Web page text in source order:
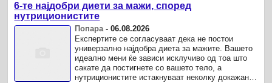
6-те најдобри диети за мажи, според
нутриционистите
Попара-06.08.2026
Експертите се согласуваат дека не постои
универзално најдобра диета за мажите. Вашето
идеално мени ќе зависи исклучиво од тоа што
сакате да постигнете со вашето тело, а
нутриционистите истакнуваат неколку докажани